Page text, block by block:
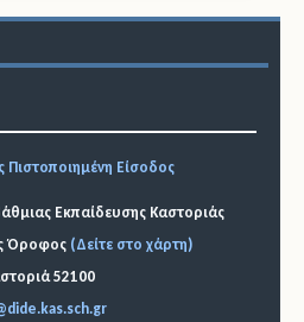
Πιστοποιημένη Είσοδος
Εκπαίδευσης Καστοριάς
Όροφος (Δείτε στο χάρτη)
52100